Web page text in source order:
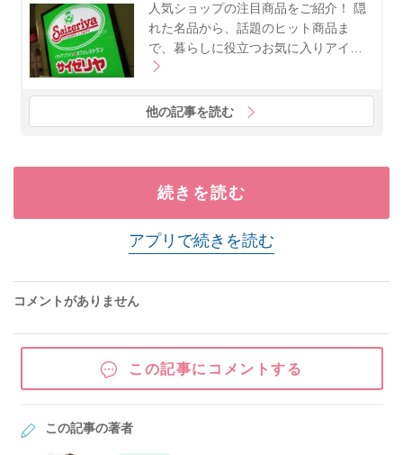
人気ショップの注目商品をご紹介！ 隠
れた名品から、話題のヒット商品ま
で、暮らしに役立つお気に入りアイ…
他の記事を読む
続きを読む
アプリで続きを読む
コメントがありません
この記事にコメントする
この記事の著者